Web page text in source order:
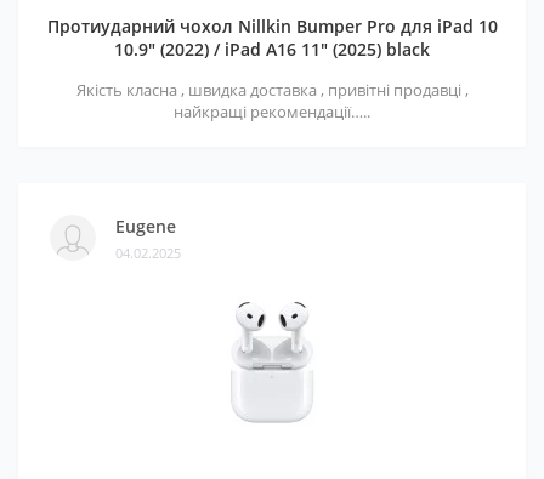
Протиударний чохол Nillkin Bumper Pro для iPad 10
10.9" (2022) / iPad A16 11" (2025) black
Якість класна , швидка доставка , привітні продавці ,
найкращі рекомендації…..
Eugene
04.02.2025